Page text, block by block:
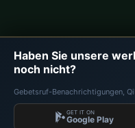
Kontakt
Datenschutzrichtlinie
Daten: Diyanet İşleri
Haben Sie unsere
noch nicht?
Gebetsruf-Benachrichtigungen,
GET IT ON
Google Play